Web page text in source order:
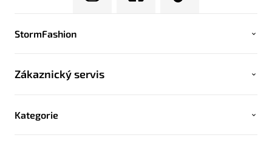
StormFashion
Zákaznický servis
Kategorie